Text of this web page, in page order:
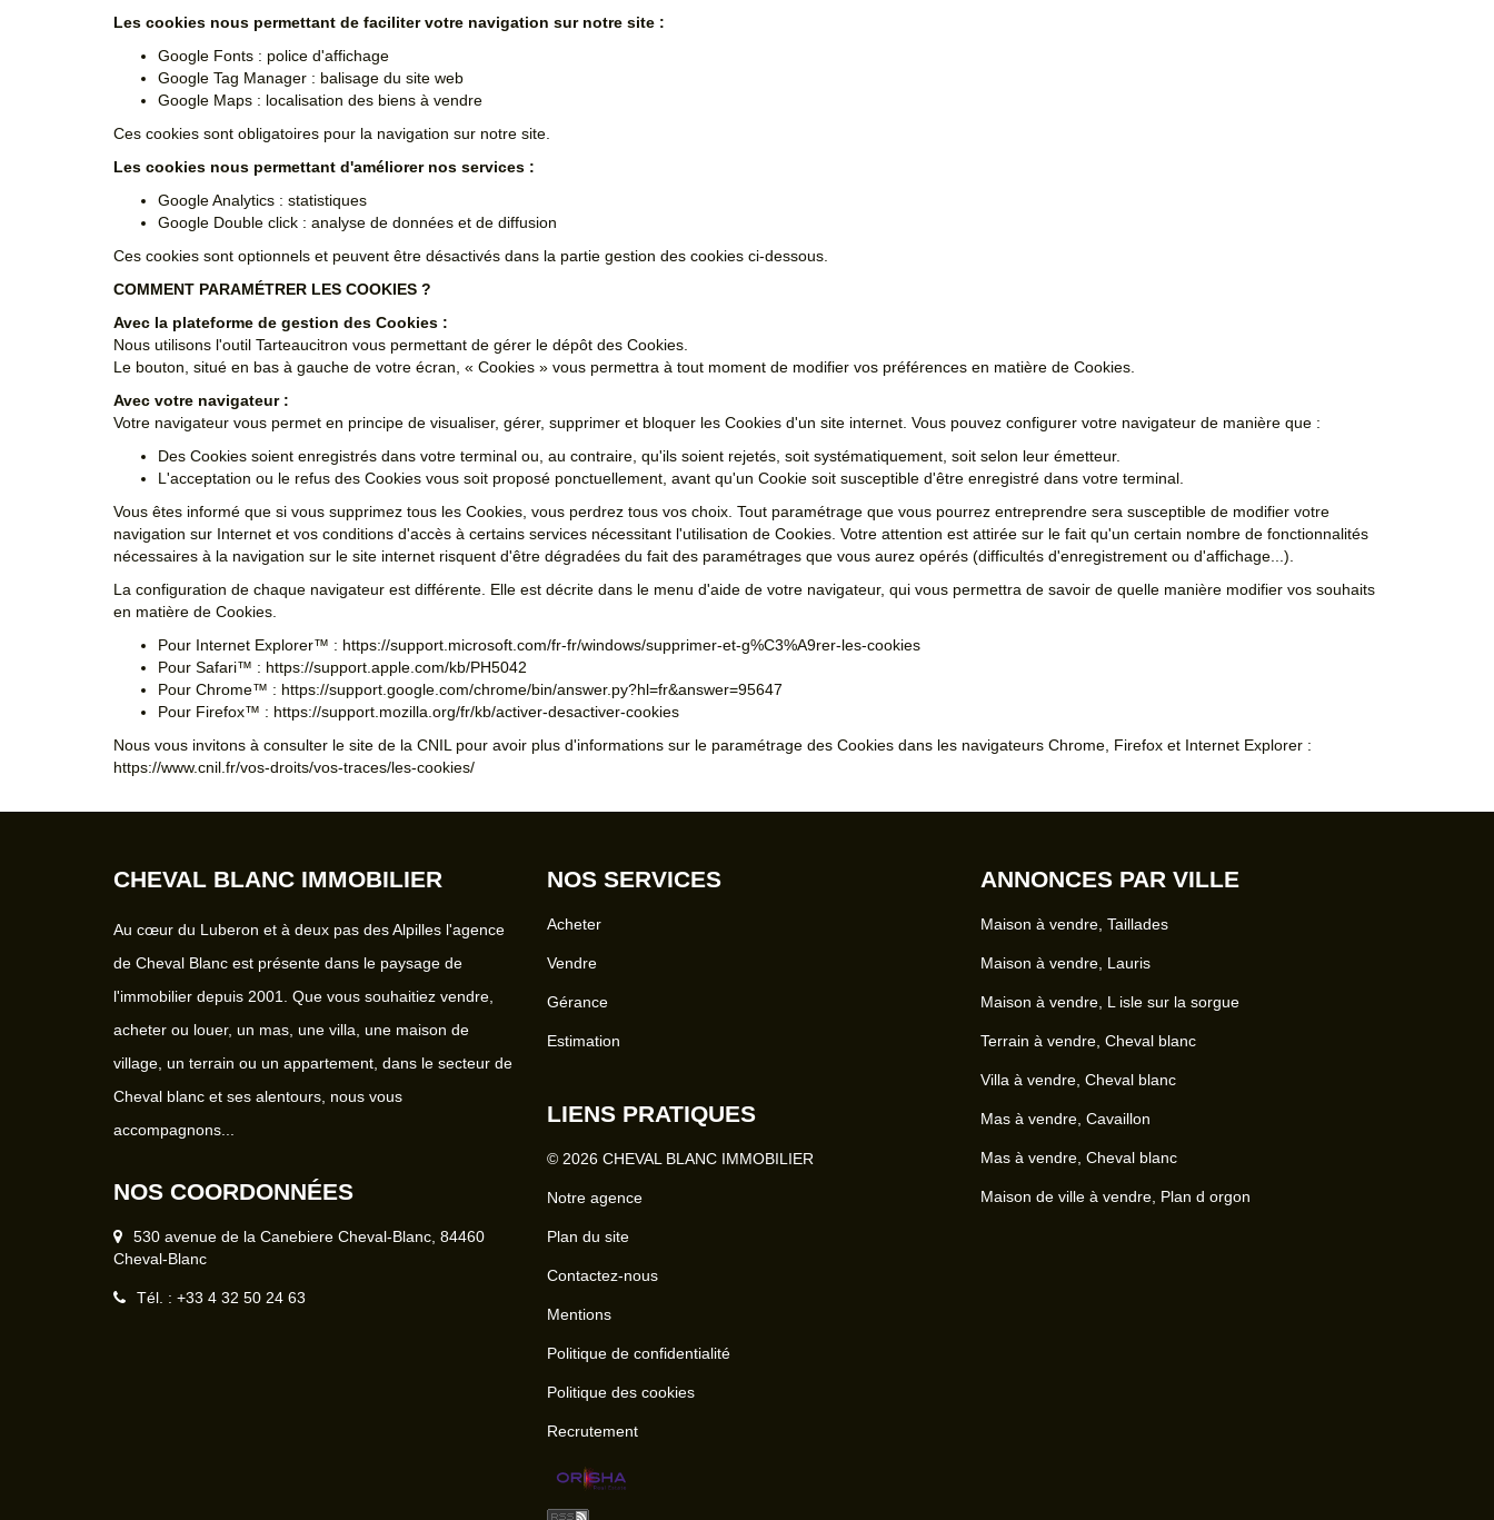
Les cookies nous permettant de faciliter votre navigation sur notre site :
Google Fonts : police d'affichage
Google Tag Manager : balisage du site web
Google Maps : localisation des biens à vendre
Ces cookies sont obligatoires pour la navigation sur notre site.
Les cookies nous permettant d'améliorer nos services :
Google Analytics : statistiques
Google Double click : analyse de données et de diffusion
Ces cookies sont optionnels et peuvent être désactivés dans la partie gestion des cookies ci-dessous.
COMMENT PARAMÉTRER LES COOKIES ?
Avec la plateforme de gestion des Cookies :
Nous utilisons l'outil Tarteaucitron vous permettant de gérer le dépôt des Cookies.
Le bouton, situé en bas à gauche de votre écran, « Cookies » vous permettra à tout moment de modifier vos préférences en matière de Cookies.
Avec votre navigateur :
Votre navigateur vous permet en principe de visualiser, gérer, supprimer et bloquer les Cookies d'un site internet. Vous pouvez configurer votre navigateur de manière que :
Des Cookies soient enregistrés dans votre terminal ou, au contraire, qu'ils soient rejetés, soit systématiquement, soit selon leur émetteur.
L'acceptation ou le refus des Cookies vous soit proposé ponctuellement, avant qu'un Cookie soit susceptible d'être enregistré dans votre terminal.
Vous êtes informé que si vous supprimez tous les Cookies, vous perdrez tous vos choix. Tout paramétrage que vous pourrez entreprendre sera susceptible de modifier votre
navigation sur Internet et vos conditions d'accès à certains services nécessitant l'utilisation de Cookies. Votre attention est attirée sur le fait qu'un certain nombre de fonctionnalités
nécessaires à la navigation sur le site internet risquent d'être dégradées du fait des paramétrages que vous aurez opérés (difficultés d'enregistrement ou d'affichage...).
La configuration de chaque navigateur est différente. Elle est décrite dans le menu d'aide de votre navigateur, qui vous permettra de savoir de quelle manière modifier vos souhaits
en matière de Cookies.
Pour Internet Explorer™ : https://support.microsoft.com/fr-fr/windows/supprimer-et-g%C3%A9rer-les-cookies
Pour Safari™ : https://support.apple.com/kb/PH5042
Pour Chrome™ : https://support.google.com/chrome/bin/answer.py?hl=fr&answer=95647
Pour Firefox™ : https://support.mozilla.org/fr/kb/activer-desactiver-cookies
Nous vous invitons à consulter le site de la CNIL pour avoir plus d'informations sur le paramétrage des Cookies dans les navigateurs Chrome, Firefox et Internet Explorer :
https://www.cnil.fr/vos-droits/vos-traces/les-cookies/
CHEVAL BLANC IMMOBILIER
Au cœur du Luberon et à deux pas des Alpilles l'agence
de Cheval Blanc est présente dans le paysage de
l'immobilier depuis 2001. Que vous souhaitiez vendre,
acheter ou louer, un mas, une villa, une maison de
village, un terrain ou un appartement, dans le secteur de
Cheval blanc et ses alentours, nous vous
accompagnons...
NOS COORDONNÉES
530 avenue de la Canebiere Cheval-Blanc, 84460
Cheval-Blanc
Tél. : +33 4 32 50 24 63
NOS SERVICES
Acheter
Vendre
Gérance
Estimation
LIENS PRATIQUES
© 2026 CHEVAL BLANC IMMOBILIER
Notre agence
Plan du site
Contactez-nous
Mentions
Politique de confidentialité
Politique des cookies
Recrutement
ANNONCES PAR VILLE
Maison à vendre, Taillades
Maison à vendre, Lauris
Maison à vendre, L isle sur la sorgue
Terrain à vendre, Cheval blanc
Villa à vendre, Cheval blanc
Mas à vendre, Cavaillon
Mas à vendre, Cheval blanc
Maison de ville à vendre, Plan d orgon